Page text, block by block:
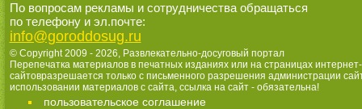
По вопросам рекламы и сотрудничества обращаться
по телефону и эл.почте:
info@goroddosug.ru
© Copyright 2009 - 2026, Развлекательно-досуговый портал
Перепечатка материалов в печатных изданиях или на страницах интернет-
сайтовразрешается только с письменного разрешения администрации
использовании материалов с сайта, ссылка на сайт - обязательна!
пользовательское соглашение